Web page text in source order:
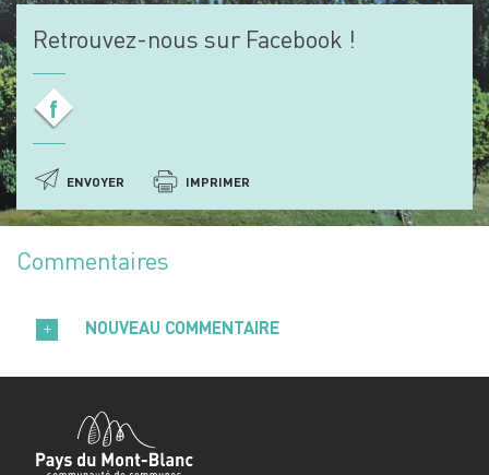
Retrouvez-nous sur Facebook !
f
ENVOYER IMPRIMER
Commentaires
NOUVEAU COMMENTAIRE